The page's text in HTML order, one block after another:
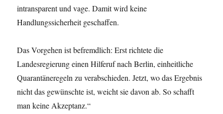
intransparent und vage. Damit wird keine
Handlungssicherheit geschaffen.
Das Vorgehen ist befremdlich: Erst richtete die
Landesregierung einen Hilferuf nach Berlin, einheitliche
Quarantäneregeln zu verabschieden. Jetzt, wo das Ergebnis
nicht das gewünschte ist, weicht sie davon ab. So schafft
man keine Akzeptanz.“